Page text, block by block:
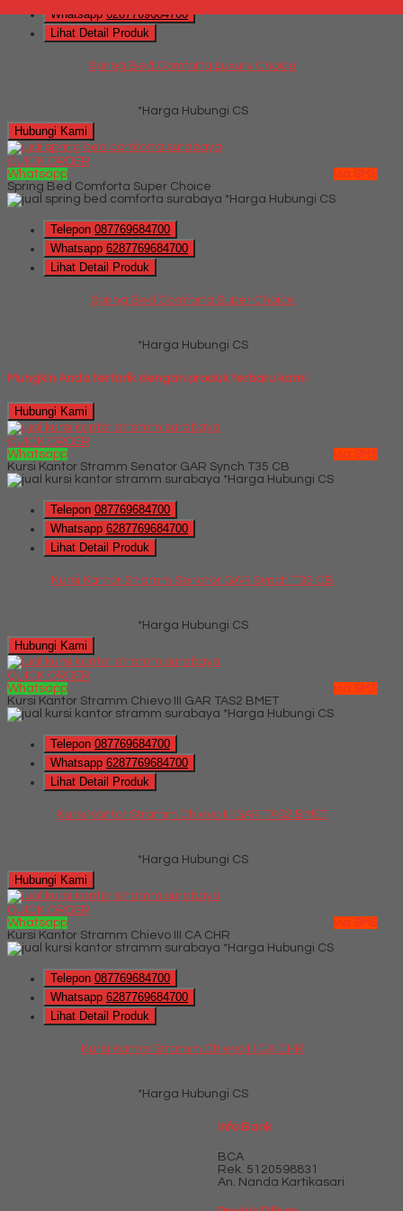
Whatsapp 6287769684700
Lihat Detail Produk
Spring Bed Comforta Luxury Choice
*Harga Hubungi CS
Hubungi Kami
QUICK ORDER
Whatsapp
via SMS
Spring Bed Comforta Super Choice
*Harga Hubungi CS
Telepon 087769684700
Whatsapp 6287769684700
Lihat Detail Produk
Spring Bed Comforta Super Choice
*Harga Hubungi CS
Mungkin Anda tertarik dengan produk terbaru kami
Hubungi Kami
QUICK ORDER
Whatsapp
via SMS
Kursi Kantor Stramm Senator GAR Synch T35 CB
*Harga Hubungi CS
Telepon 087769684700
Whatsapp 6287769684700
Lihat Detail Produk
Kursi Kantor Stramm Senator GAR Synch T35 CB
*Harga Hubungi CS
Hubungi Kami
QUICK ORDER
Whatsapp
via SMS
Kursi Kantor Stramm Chievo III GAR TAS2 BMET
*Harga Hubungi CS
Telepon 087769684700
Whatsapp 6287769684700
Lihat Detail Produk
Kursi Kantor Stramm Chievo III GAR TAS2 BMET
*Harga Hubungi CS
Hubungi Kami
QUICK ORDER
Whatsapp
via SMS
Kursi Kantor Stramm Chievo III CA CHR
*Harga Hubungi CS
Telepon 087769684700
Whatsapp 6287769684700
Lihat Detail Produk
Kursi Kantor Stramm Chievo III CA CHR
*Harga Hubungi CS
Info Bank
BCA
Rek. 5120598831
An. Nanda Kartikasari